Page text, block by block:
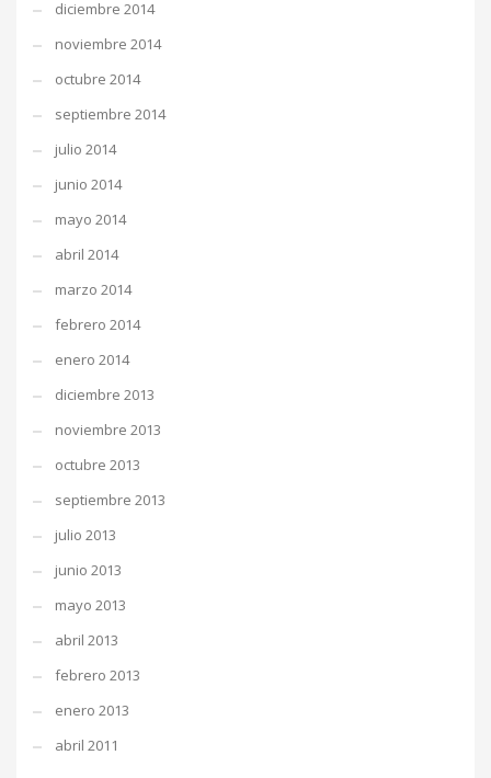
diciembre 2014
noviembre 2014
octubre 2014
septiembre 2014
julio 2014
junio 2014
mayo 2014
abril 2014
marzo 2014
febrero 2014
enero 2014
diciembre 2013
noviembre 2013
octubre 2013
septiembre 2013
julio 2013
junio 2013
mayo 2013
abril 2013
febrero 2013
enero 2013
abril 2011